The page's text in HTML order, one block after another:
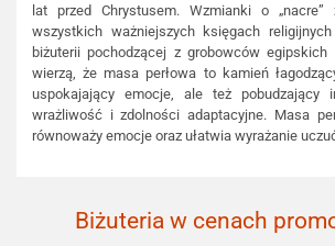
lat przed Chrystusem. Wzmianki o
wszystkich ważniejszych księgach
biżuterii pochodzącej z grobowców egipskich
wierzą, że masa perłowa to kamień
uspokajający emocje, ale też pobudzający
wrażliwość i zdolności adaptacyjne. Masa
równoważy emocje oraz ułatwia wyrażanie
Biżuteria w cenach